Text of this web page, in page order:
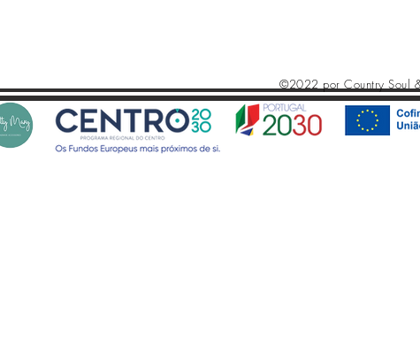
©2022 por Country Soul